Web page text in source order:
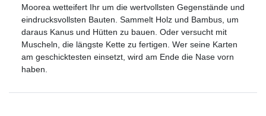
Moorea wetteifert Ihr um die wertvollsten Gegenstände und
eindrucksvollsten Bauten. Sammelt Holz und Bambus, um
daraus Kanus und Hütten zu bauen. Oder versucht mit
Muscheln, die längste Kette zu fertigen. Wer seine Karten
am geschicktesten einsetzt, wird am Ende die Nase vorn
haben.